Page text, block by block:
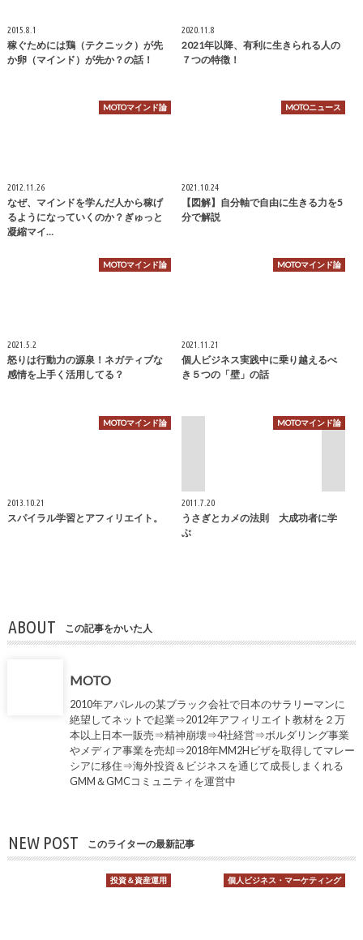
2015.8.1
稼ぐためには鶏（テクニック）が先
か卵（マインド）が先か？の話！
2020.11.8
2021年以降、有利に生きられる人の
７つの特徴！
MOTOマインド論
2012.11.26
なぜ、マインドを学んだ人から稼げ
るようになっていくのか？ぎゅっと
凝縮マイ…
MOTOニュース
2021.10.24
【図解】自分軸で自由に生きる力を5
分で解説
MOTOマインド論
2021.5.2
怒りは行動力の源泉！ネガティブな
感情を上手く活用してる？
MOTOマインド論
2021.11.21
個人ビジネス実践中に乗り越えるべ
き５つの「壁」の話
MOTOマインド論
2013.10.21
スパイラル学習とアフィリエイト。
MOTOマインド論
2011.7.20
うさぎとカメの法則 大成功者に学
ぶ
ABOUT この記事をかいた人
MOTO
2010年アパレルの某ブラック会社で日本のサラリーマンに
絶望してネットで起業⇒2012年アフィリエイト教材を２万
本以上日本一販売⇒精神崩壊⇒4社経営⇒ボルダリング事業
やメディア事業を売却⇒2018年MM2Hビザを取得してマレー
シアに移住⇒海外投資＆ビジネスを通じて成長しまくれる
GMM＆GMCコミュニティを運営中
NEW POST このライターの最新記事
投資＆資産運用 個人ビジネス・マーケティング